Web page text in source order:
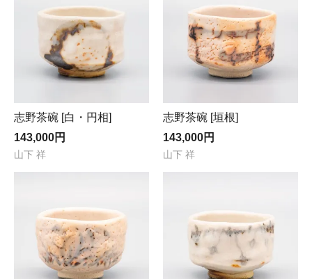
志野茶碗 [白・円相]
143,000円
山下 祥
志野茶碗 [垣根]
143,000円
山下 祥